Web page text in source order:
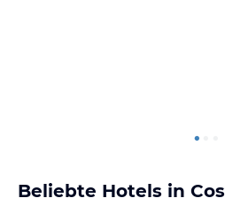
Beliebte Hotels in